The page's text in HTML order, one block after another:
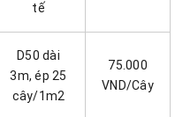
tế
D50 dài
3m, ép 25
cây/1m2
75.000
VND/Cây